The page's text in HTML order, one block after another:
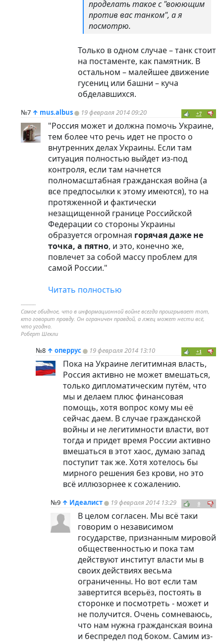
проделать такое с "воюющим
против вас танком", а я
посмотрю.
Только в одном случае – танк стоит
на постаменте, как памятник. В
остальном – малейшее движение
гусениц или башни – куча
обделавшихся.
№7 ↑ mus.albus 19 февраля 2014 09:20 +7
"Россия может и должна помочь Украине,
тем более что речь идет не просто о
внутренних делах Украины. Если там
ситуация полностью выйдет из-под
контроля, если там начнется
полномасштабная гражданская война (а
все предпосылки к этому имеются), то на
протяженной и фактически
незащищенной границе Российской
Федерации со стороны Украины
образуется огромная горячая даже не
точка, а пятно, и это, конечно же,
повлечет за собой массу проблем для
самой России."
Читать полностью
----------
Самое обидное, что в информационной войне всегда проигрывает тот,
кто говорит правду. Он ограничен правдой, а лжец может нести всё,
что угодно.
Роберт Шекли
№8 ↑ оперрус 19 февраля 2014 13:10 +1
Пока на Украине легитимная власть,
Россия активно не может вмешаться,
только дипломатическим путём, что
мы и делаем плюс финансовая
помощь, хотя вопрос кому мы её
сейчас даем. В случае гражданской
войны и не легитимности власти, вот
тогда и придет время России активно
вмешаться в этот хаос, думаю запад
поступит так же. Хотя хотелось бы
мирного решения без крови, но это
всё иллюзорнее к сожалению.
№9 ↑ Идеалист 19 февраля 2014 13:29 0
В целом согласен. Мы всё таки
говорим о независимом
государстве, признанным мировой
общественностью и пока там
действуют институт власти мы в
своих действиях весьма
ограниченны. Но вот если там
завертится всерьёз, постоять в
сторонке и посмотреть - может и
не получится. Очень сомневаюсь,
что нам нужна гражданская воина
и беспредел под боком. Самим из-